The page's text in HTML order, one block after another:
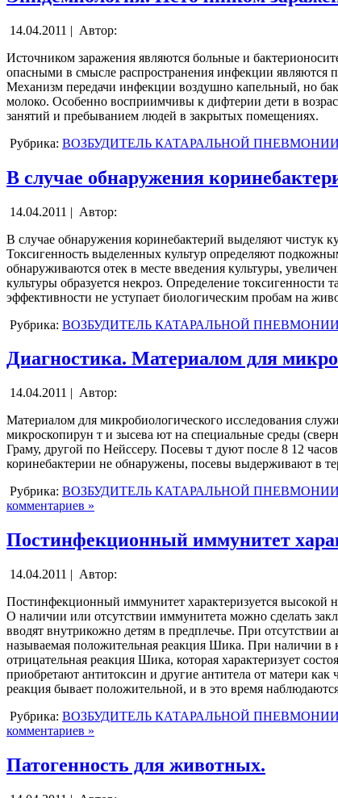
14.04.2011 | Автор:
Источником заражения являются больные и
опасными в смысле распространения инфекции являются
Механизм передачи инфекции воздушно капельный, но
молоко. Особенно восприимчивы к дифтерии дети в
занятий и пребыванием людей в закрытых помещениях.
Рубрика: ВОЗБУДИТЕЛЬ КАТАРАЛЬНОЙ ПНЕВМОНИИ
В случае обнаружения
14.04.2011 | Автор:
В случае обнаружения коринебактерий выделяют чистук
Токсигенность выделенных культур определяют
обнаруживаются отек в месте введения культуры,
культуры образуется некроз. Определение
эффективности не уступает биологическим пробам на
Рубрика: ВОЗБУДИТЕЛЬ КАТАРАЛЬНОЙ ПНЕВМОНИИ
Диагностика. Материалом для
14.04.2011 | Автор:
Материалом для микробиологического исследования
микроскопирун т и зысева ют на специальные среды
Граму, другой по Нейссеру. Посевы т дуют после 8 12
коринебактерии не обнаружены, посевы выдерживают в
Рубрика: ВОЗБУДИТЕЛЬ КАТАРАЛЬНОЙ ПНЕВМОНИИ
комментариев »
Постинфекционный иммунитет
14.04.2011 | Автор:
Постинфекционный иммунитет характеризуется высокой
О наличии или отсутствии иммунитета можно сделать
вводят внутрикожно детям в предплечье. При отсутствии
называемая положительная реакция Шика. При наличии в
отрицательная реакция Шика, которая характеризует
приобретают антитоксин и другие антитела от матери как
реакция бывает положительной, и в это время
Рубрика: ВОЗБУДИТЕЛЬ КАТАРАЛЬНОЙ ПНЕВМОНИИ
комментариев »
Патогенность для животных.